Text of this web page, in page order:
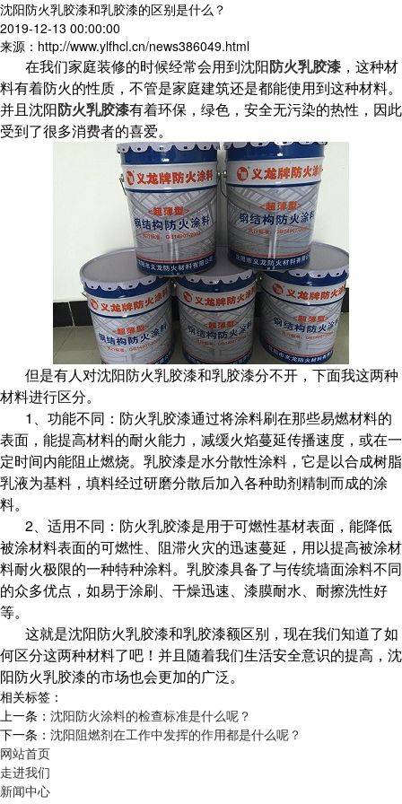
沈阳防火乳胶漆和乳胶漆的区别是什么？
2019-12-13 00:00:00
来源：http://www.ylfhcl.cn/news386049.html
在我们家庭装修的时候经常会用到沈阳防火乳胶漆 ，这种材
料有着防火的性质，不管是家庭建筑还是都能使用到这种材料。
并且沈阳防火乳胶漆有着环保，绿色，安全无污染的热性，因此
受到了很多消费者的喜爱。
但是有人对沈阳防火乳胶漆和乳胶漆分不开，下面我这两种
材料进行区分。
1、功能不同：防火乳胶漆通过将涂料刷在那些易燃材料的
表面，能提高材料的耐火能力，减缓火焰蔓延传播速度，或在一
定时间内能阻止燃烧。乳胶漆是水分散性涂料，它是以合成树脂
乳液为基料，填料经过研磨分散后加入各种助剂精制而成的涂
料。
2、适用不同：防火乳胶漆是用于可燃性基材表面，能降低
被涂材料表面的可燃性、阻滞火灾的迅速蔓延，用以提高被涂材
料耐火极限的一种特种涂料。乳胶漆具备了与传统墙面涂料不同
的众多优点，如易于涂刷、干燥迅速、漆膜耐水、耐擦洗性好
等。
这就是沈阳防火乳胶漆和乳胶漆额区别，现在我们知道了如
何区分这两种材料了吧！并且随着我们生活安全意识的提高，沈
阳防火乳胶漆的市场也会更加的广泛。
相关标签：
上一条： 沈阳防火涂料的检查标准是什么呢？
下一条： 沈阳阻燃剂在工作中发挥的作用都是什么呢？
网站首页
走进我们
新闻中心